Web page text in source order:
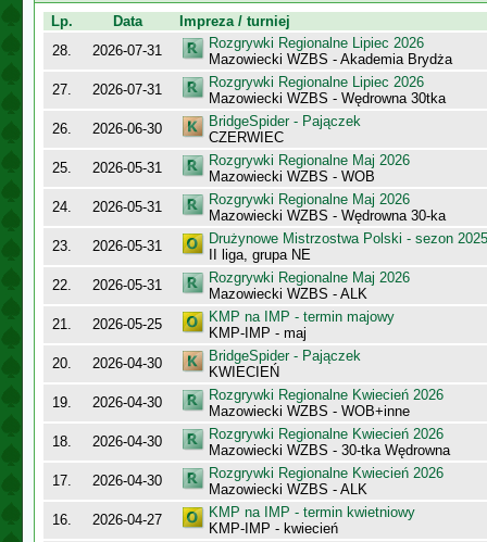
Lp.
Data
Impreza / turniej
28.
2026-07-31
Rozgrywki Regionalne Lipiec 2026
Mazowiecki WZBS - Akademia Brydża
27.
2026-07-31
Rozgrywki Regionalne Lipiec 2026
Mazowiecki WZBS - Wędrowna 30tka
26.
2026-06-30
BridgeSpider - Pajączek
CZERWIEC
25.
2026-05-31
Rozgrywki Regionalne Maj 2026
Mazowiecki WZBS - WOB
24.
2026-05-31
Rozgrywki Regionalne Maj 2026
Mazowiecki WZBS - Wędrowna 30-ka
23.
2026-05-31
Drużynowe Mistrzostwa Polski - sezon
II liga, grupa NE
22.
2026-05-31
Rozgrywki Regionalne Maj 2026
Mazowiecki WZBS - ALK
21.
2026-05-25
KMP na IMP - termin majowy
KMP-IMP - maj
20.
2026-04-30
BridgeSpider - Pajączek
KWIECIEŃ
19.
2026-04-30
Rozgrywki Regionalne Kwiecień 2026
Mazowiecki WZBS - WOB+inne
18.
2026-04-30
Rozgrywki Regionalne Kwiecień 2026
Mazowiecki WZBS - 30-tka Wędrowna
17.
2026-04-30
Rozgrywki Regionalne Kwiecień 2026
Mazowiecki WZBS - ALK
16.
2026-04-27
KMP na IMP - termin kwietniowy
KMP-IMP - kwiecień